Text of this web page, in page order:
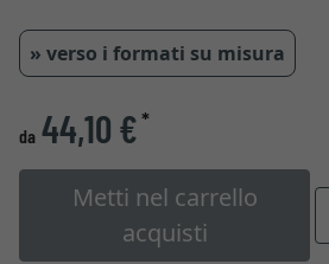
» verso i formati su misura
da 44,10 €*
Metti nel carrello
acquisti